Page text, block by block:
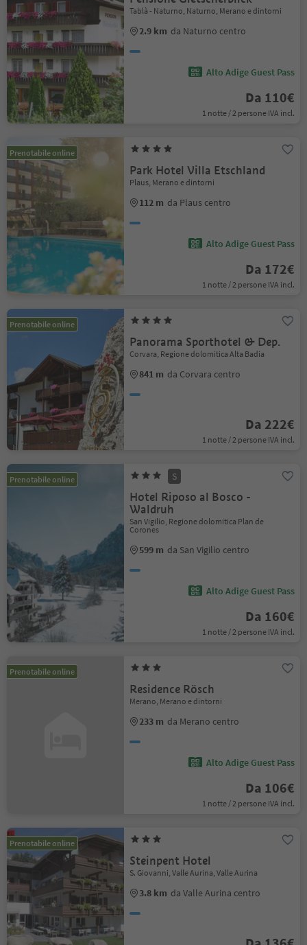
Tablà - Naturno, Naturno, Merano e dintorni
2.9 km da Naturno centro
Alto Adige Guest Pass
Da 110€
1 notte / 2 persone IVA incl.
Prenotabile online
Park Hotel Villa Etschland
Plaus, Merano e dintorni
112 m da Plaus centro
Alto Adige Guest Pass
Da 172€
1 notte / 2 persone IVA incl.
Prenotabile online
Panorama Sporthotel & Dep.
Corvara, Regione dolomitica Alta Badia
841 m da Corvara centro
Da 222€
1 notte / 2 persone IVA incl.
Prenotabile online S
Hotel Riposo al Bosco -
Waldruh
San Vigilio, Regione dolomitica Plan de
Corones
599 m da San Vigilio centro
Alto Adige Guest Pass
Da 160€
1 notte / 2 persone IVA incl.
Prenotabile online
Residence Rösch
Merano, Merano e dintorni
233 m da Merano centro
Alto Adige Guest Pass
Da 106€
1 notte / 2 persone IVA incl.
Prenotabile online
Steinpent Hotel
S. Giovanni, Valle Aurina, Valle Aurina
3.8 km da Valle Aurina centro